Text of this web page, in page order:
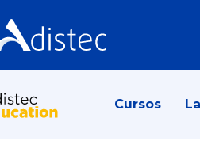
Cursos